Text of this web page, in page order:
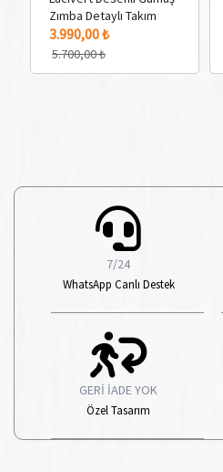
Zımba Detaylı Takım
3.990,00 ₺
5.700,00 ₺
7/24
WhatsApp Canlı Destek
GERİ İADE YOK
Özel Tasarım